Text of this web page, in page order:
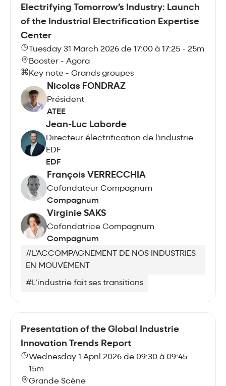
Electrifying Tomorrow’s Industry: Launch
of the Industrial Electrification Expertise
Center
Tuesday 31 March 2026 de 17:00 à 17:25 - 25m
Booster - Agora
Key note - Grands groupes
Nicolas FONDRAZ
Président
ATEE
Jean-Luc Laborde
Directeur électrification de l'industrie
EDF
EDF
François VERRECCHIA
Cofondateur Compagnum
Compagnum
Virginie SAKS
Cofondatrice Compagnum
Compagnum
#L’ACCOMPAGNEMENT DE NOS INDUSTRIES
EN MOUVEMENT
#L’industrie fait ses transitions
Presentation of the Global Industrie
Innovation Trends Report
Wednesday 1 April 2026 de 09:30 à 09:45 -
15m
Grande Scène